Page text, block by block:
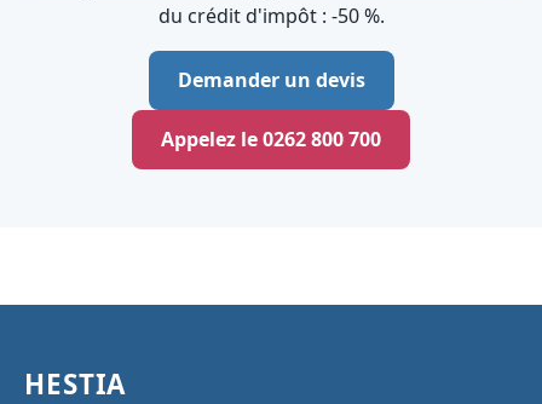
du crédit d'impôt : ‑50 %.
Demander un devis
Appelez le 0262 800 700
HESTIA